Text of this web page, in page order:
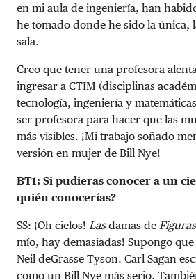
en mi aula de ingeniería, han
he tomado donde he sido la única,
sala.
Creo que tener una profesora
ingresar a CTIM (disciplinas
tecnología, ingeniería y
ser profesora para hacer que las
más visibles. ¡Mi trabajo soñado
versión en mujer de Bill Nye!
BT1: Si pudieras conocer a un
quién conocerías?
SS: ¡Oh cielos! Lasdamas de
mío, hay demasiadas! Supongo que
Neil deGrasse Tyson. Carl Sagan
como un Bill Nye más serio.